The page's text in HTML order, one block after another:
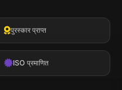
पुरस्कार प्राप्त
ISO प्रमाणित